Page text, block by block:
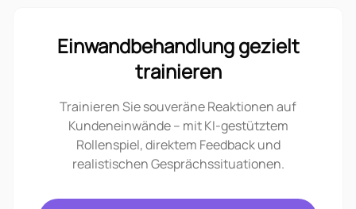
Einwandbehandlung gezielt
trainieren
Trainieren Sie souveräne Reaktionen auf
Kundeneinwände – mit KI-gestütztem
Rollenspiel, direktem Feedback und
realistischen Gesprächssituationen.